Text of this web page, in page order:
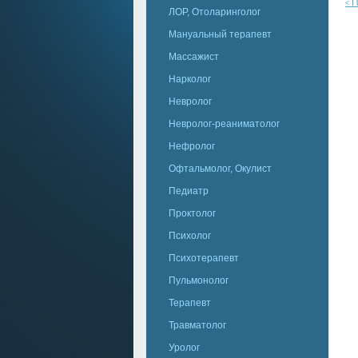
ЛОР, Отоларинголог
Мануальный терапевт
Массажист
Нарколог
Невролог
Невролог-реаниматолог
Нефролог
Офтальмолог, Окулист
Педиатр
Проктолог
Психолог
Психотерапевт
Пульмонолог
Терапевт
Травматолог
Уролог
<